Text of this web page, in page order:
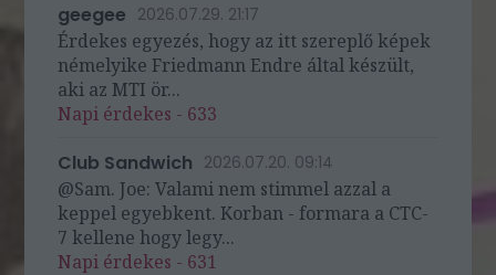
geegee 2026.07.29. 21:17
Érdekes egyezés, hogy az itt szereplő képek
némelyike Friedmann Endre által készült,
aki az MTI ör...
Napi érdekes - 633
Club Sandwich 2026.07.20. 09:14
@Sam. Joe: Valami nem stimmel azzal a
keppel egyebkent. Korban - formara a CTC-
7 kellene hogy legy...
Napi érdekes - 631